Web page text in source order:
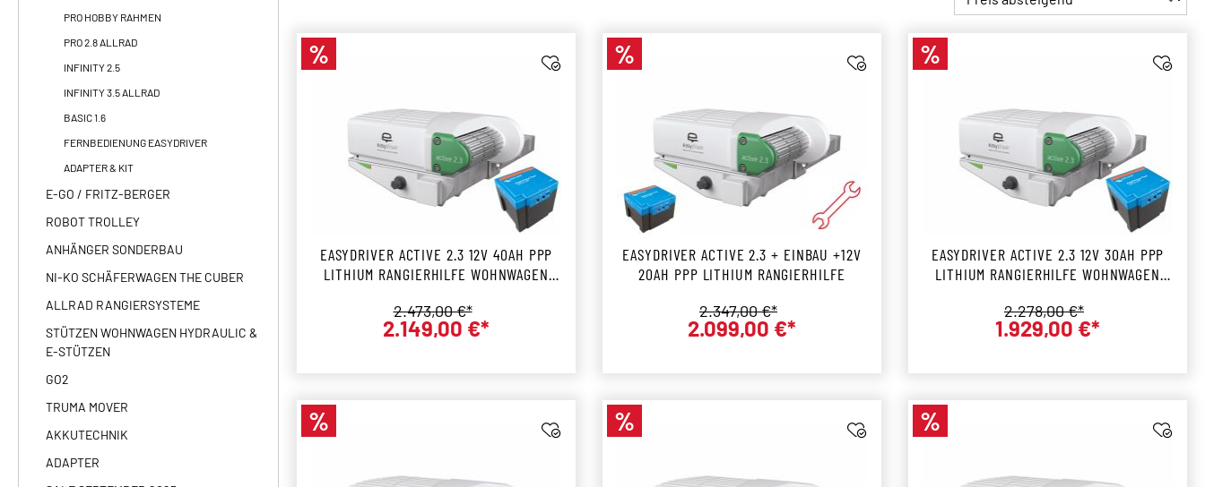
PRO HOBBY RAHMEN
PRO 2.8 ALLRAD
INFINITY 2.5
INFINITY 3.5 ALLRAD
BASIC 1.6
FERNBEDIENUNG EASYDRIVER
ADAPTER & KIT
E-GO / FRITZ-BERGER
ROBOT TROLLEY
ANHÄNGER SONDERBAU
NI-KO SCHÄFERWAGEN THE CUBER
ALLRAD RANGIERSYSTEME
STÜTZEN WOHNWAGEN HYDRAULIC &
E-STÜTZEN
GO2
TRUMA MOVER
AKKUTECHNIK
ADAPTER
Rabatt
%
EASYDRIVER ACTIVE 2.3 12V 40AH PPP
LITHIUM RANGIERHILFE WOHNWAGEN
Verkaufspreis:
2.149,00 €*
Regulärer Preis:
2.473,00 €*
Rabatt
%
EASYDRIVER ACTIVE 2.3 + EINBAU +12V
20AH PPP LITHIUM RANGIERHILFE
Verkaufspreis:
2.099,00 €*
Regulärer Preis:
2.347,00 €*
Rabatt
%
EASYDRIVER ACTIVE 2.3 12V 30AH PPP
LITHIUM RANGIERHILFE WOHNWAGEN
Verkaufspreis:
1.929,00 €*
Regulärer Preis:
2.278,00 €*
Rabatt
% Rabatt
% Rabatt
%